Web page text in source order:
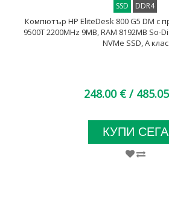
SSD DDR4
Компютър HP EliteDesk 800 G5 DM с
9500T 2200MHz 9MB, RAM 8192MB So-
NVMe SSD, A клас
248.00 € /
КУПИ СЕГА